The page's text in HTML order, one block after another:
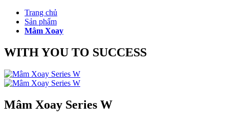
Trang chủ
Sản phẩm
Mâm Xoay
WITH YOU TO SUCCESS
Mâm Xoay Series W